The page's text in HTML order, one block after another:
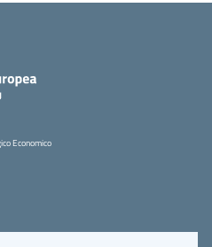
Economico